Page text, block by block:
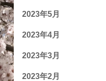
2023年5月
2023年4月
2023年3月
2023年2月